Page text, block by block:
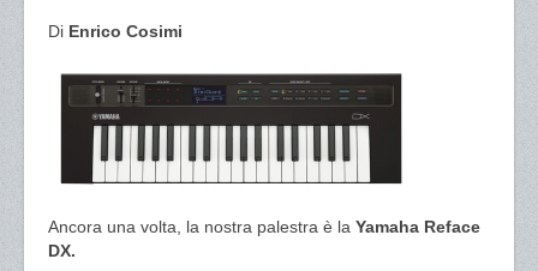
Di Enrico Cosimi
Ancora una volta, la nostra palestra è la Yamaha Reface
DX.